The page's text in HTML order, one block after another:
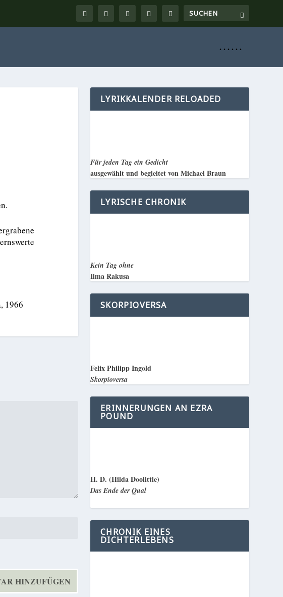
. . . . . .
1966
LYRIKKALENDER RELOADED
Für jeden Tag ein Gedicht
ausgewählt und begleitet von Michael Braun
LYRISCHE CHRONIK
Kein Tag ohne
Ilma Rakusa
SKORPIOVERSA
Felix Philipp Ingold
Skorpioversa
ERINNERUNGEN AN EZRA
POUND
H. D. (Hilda Doolittle)
Das Ende der Qual
CHRONIK EINES
DICHTERLEBENS